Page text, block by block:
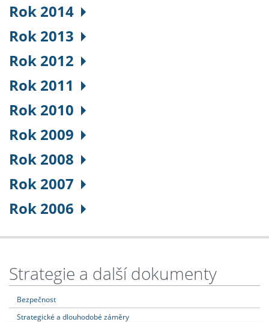
Rok 2014
Rok 2013
Rok 2012
Rok 2011
Rok 2010
Rok 2009
Rok 2008
Rok 2007
Rok 2006
Strategie a další dokumenty
Bezpečnost
Strategické a dlouhodobé záměry